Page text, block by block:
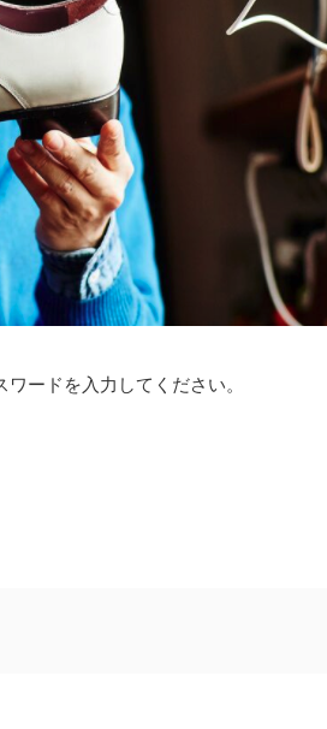
ードを入力してください。